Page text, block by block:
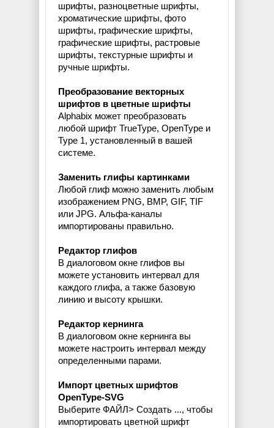
шрифты, разноцветные шрифты,
хроматические шрифты, фото
шрифты, графические шрифты,
графические шрифты, растровые
шрифты, текстурные шрифты и
ручные шрифты.
Преобразование векторных
шрифтов в цветные шрифты
Alphabix может преобразовать
любой шрифт TrueType, OpenType и
Type 1, установленный в вашей
системе.
Заменить глифы картинками
Любой глиф можно заменить любым
изображением PNG, BMP, GIF, TIF
или JPG. Альфа-каналы
импортированы правильно.
Редактор глифов
В диалоговом окне глифов вы
можете установить интервал для
каждого глифа, а также базовую
линию и высоту крышки.
Редактор кернинга
В диалоговом окне кернинга вы
можете настроить интервал между
определенными парами.
Импорт цветных шрифтов
OpenType-SVG
Выберите ФАЙЛ> Создать ..., чтобы
импортировать цветной шрифт